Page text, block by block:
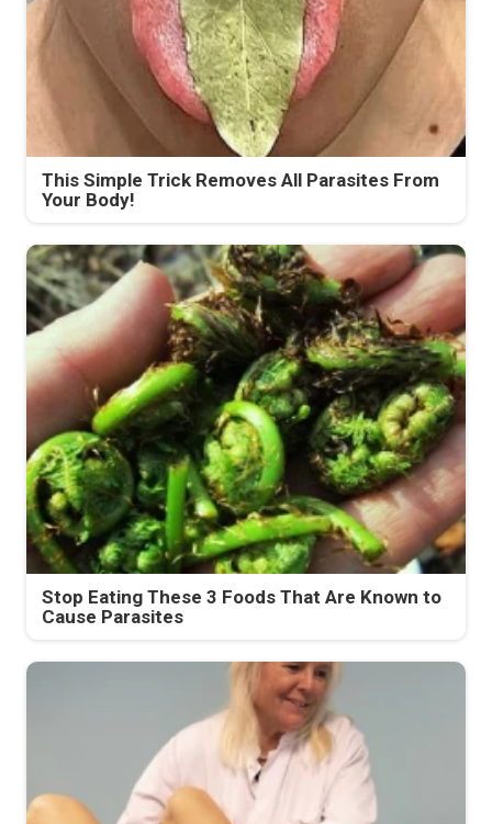
This Simple Trick Removes All Parasites From
Your Body!
Stop Eating These 3 Foods That Are Known to
Cause Parasites